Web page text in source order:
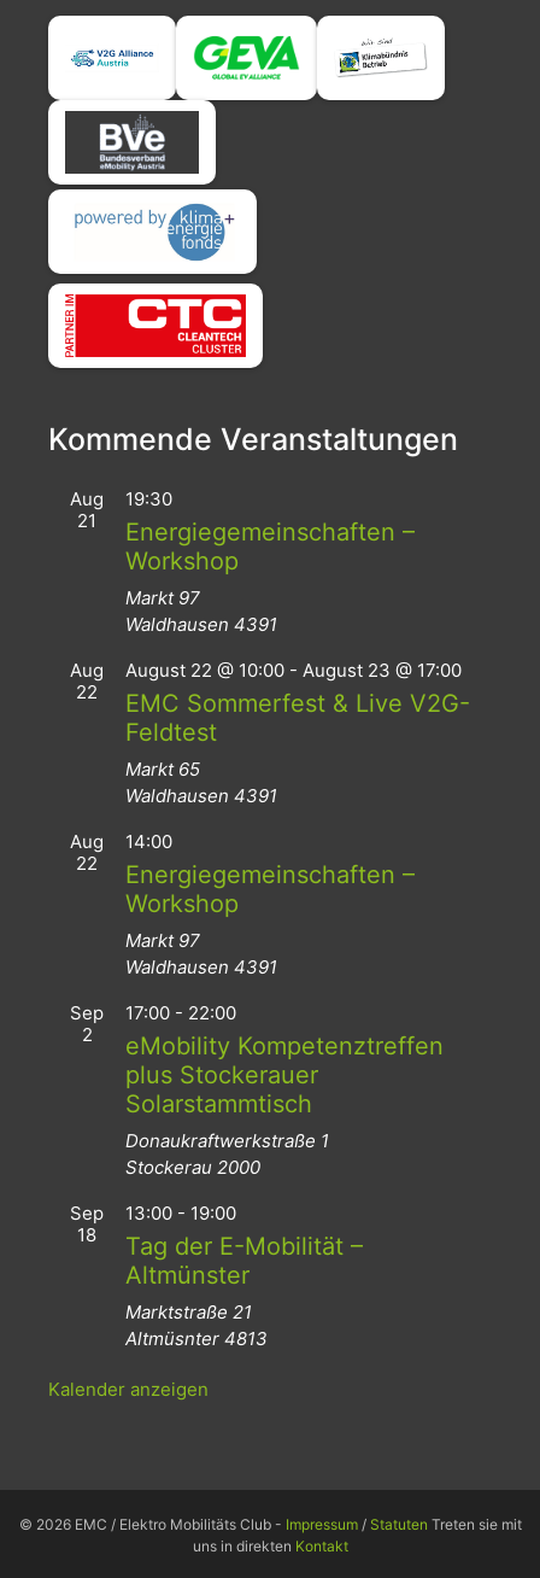
Kommende Veranstaltungen
Aug
21
19:30
Energiegemeinschaften –
Workshop
Markt 97
Waldhausen 4391
Aug
22
August 22 @ 10:00 - August 23 @ 17:00
EMC Sommerfest & Live V2G-
Feldtest
Markt 65
Waldhausen 4391
Aug
22
14:00
Energiegemeinschaften –
Workshop
Markt 97
Waldhausen 4391
Sep
2
17:00 - 22:00
eMobility Kompetenztreffen
plus Stockerauer
Solarstammtisch
Donaukraftwerkstraße 1
Stockerau 2000
Sep
18
13:00 - 19:00
Tag der E-Mobilität –
Altmünster
Marktstraße 21
Altmüsnter 4813
Kalender anzeigen
© 2026 EMC / Elektro Mobilitäts Club - Impressum/ Statuten Treten sie mit
uns in direkten Kontakt